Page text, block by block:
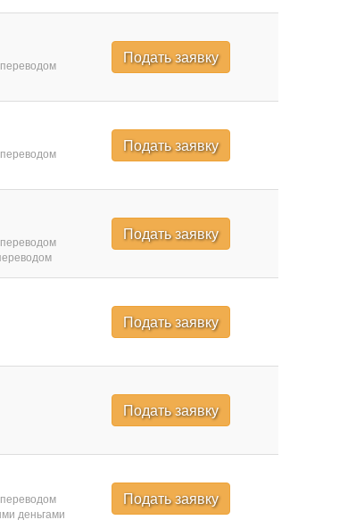
Подать заявку
Подать заявку
Подать заявку
Подать заявку
Подать заявку
деньгами
Подать заявку